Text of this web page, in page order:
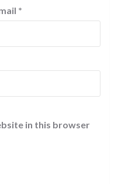
*
in this browser